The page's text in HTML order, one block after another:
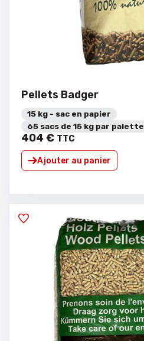
Pellets Badger
15 kg - sac en papier
65 sacs de 15 kg par palette
404 € TTC
Ajouter au panier